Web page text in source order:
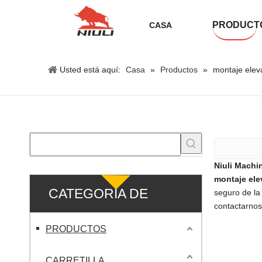
CASA
Usted está aquí: Casa » Productos » montaje
CATEGORIA DE
PRODUCTO
PRODUCTOS
Niuli
montaje
seguro de